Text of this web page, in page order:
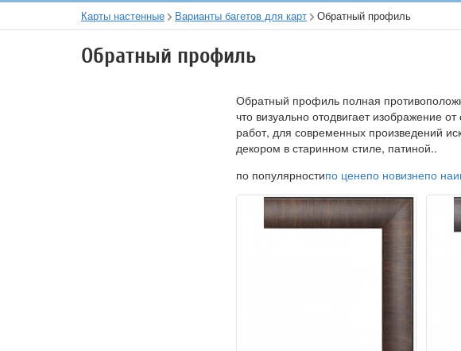
Карты настенные Варианты багетов для карт Обратный профиль
Обратный профиль
Обратный профиль полная
что визуально отодвигает изображение
работ, для современных произведений
декором в старинном стиле, патиной..
по популярностипо ценепо новизнепо